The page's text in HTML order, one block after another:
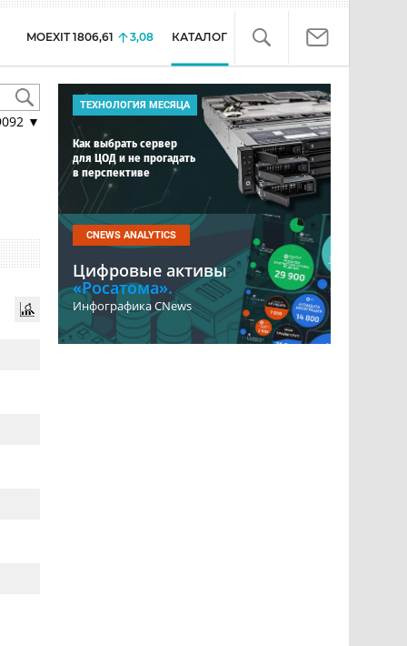
MOEXIT 1806,61 3,08 КАТАЛОГ
▼
ТЕХНОЛОГИЯ МЕСЯЦА
Как выбрать сервер
для ЦОД и не прогадать
в перспективе
CNEWS ANALYTICS
Цифровые активы
«Росатома».
Инфографика CNews